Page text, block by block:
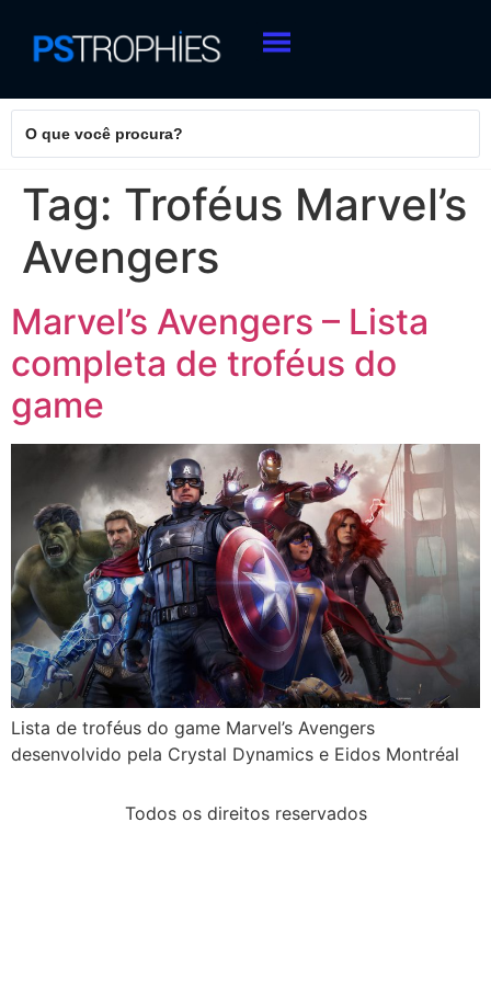
Tag: Troféus Marvel’s
Avengers
Marvel’s Avengers – Lista
completa de troféus do
game
Lista de troféus do game Marvel’s Avengers
desenvolvido pela Crystal Dynamics e Eidos Montréal
Todos os direitos reservados